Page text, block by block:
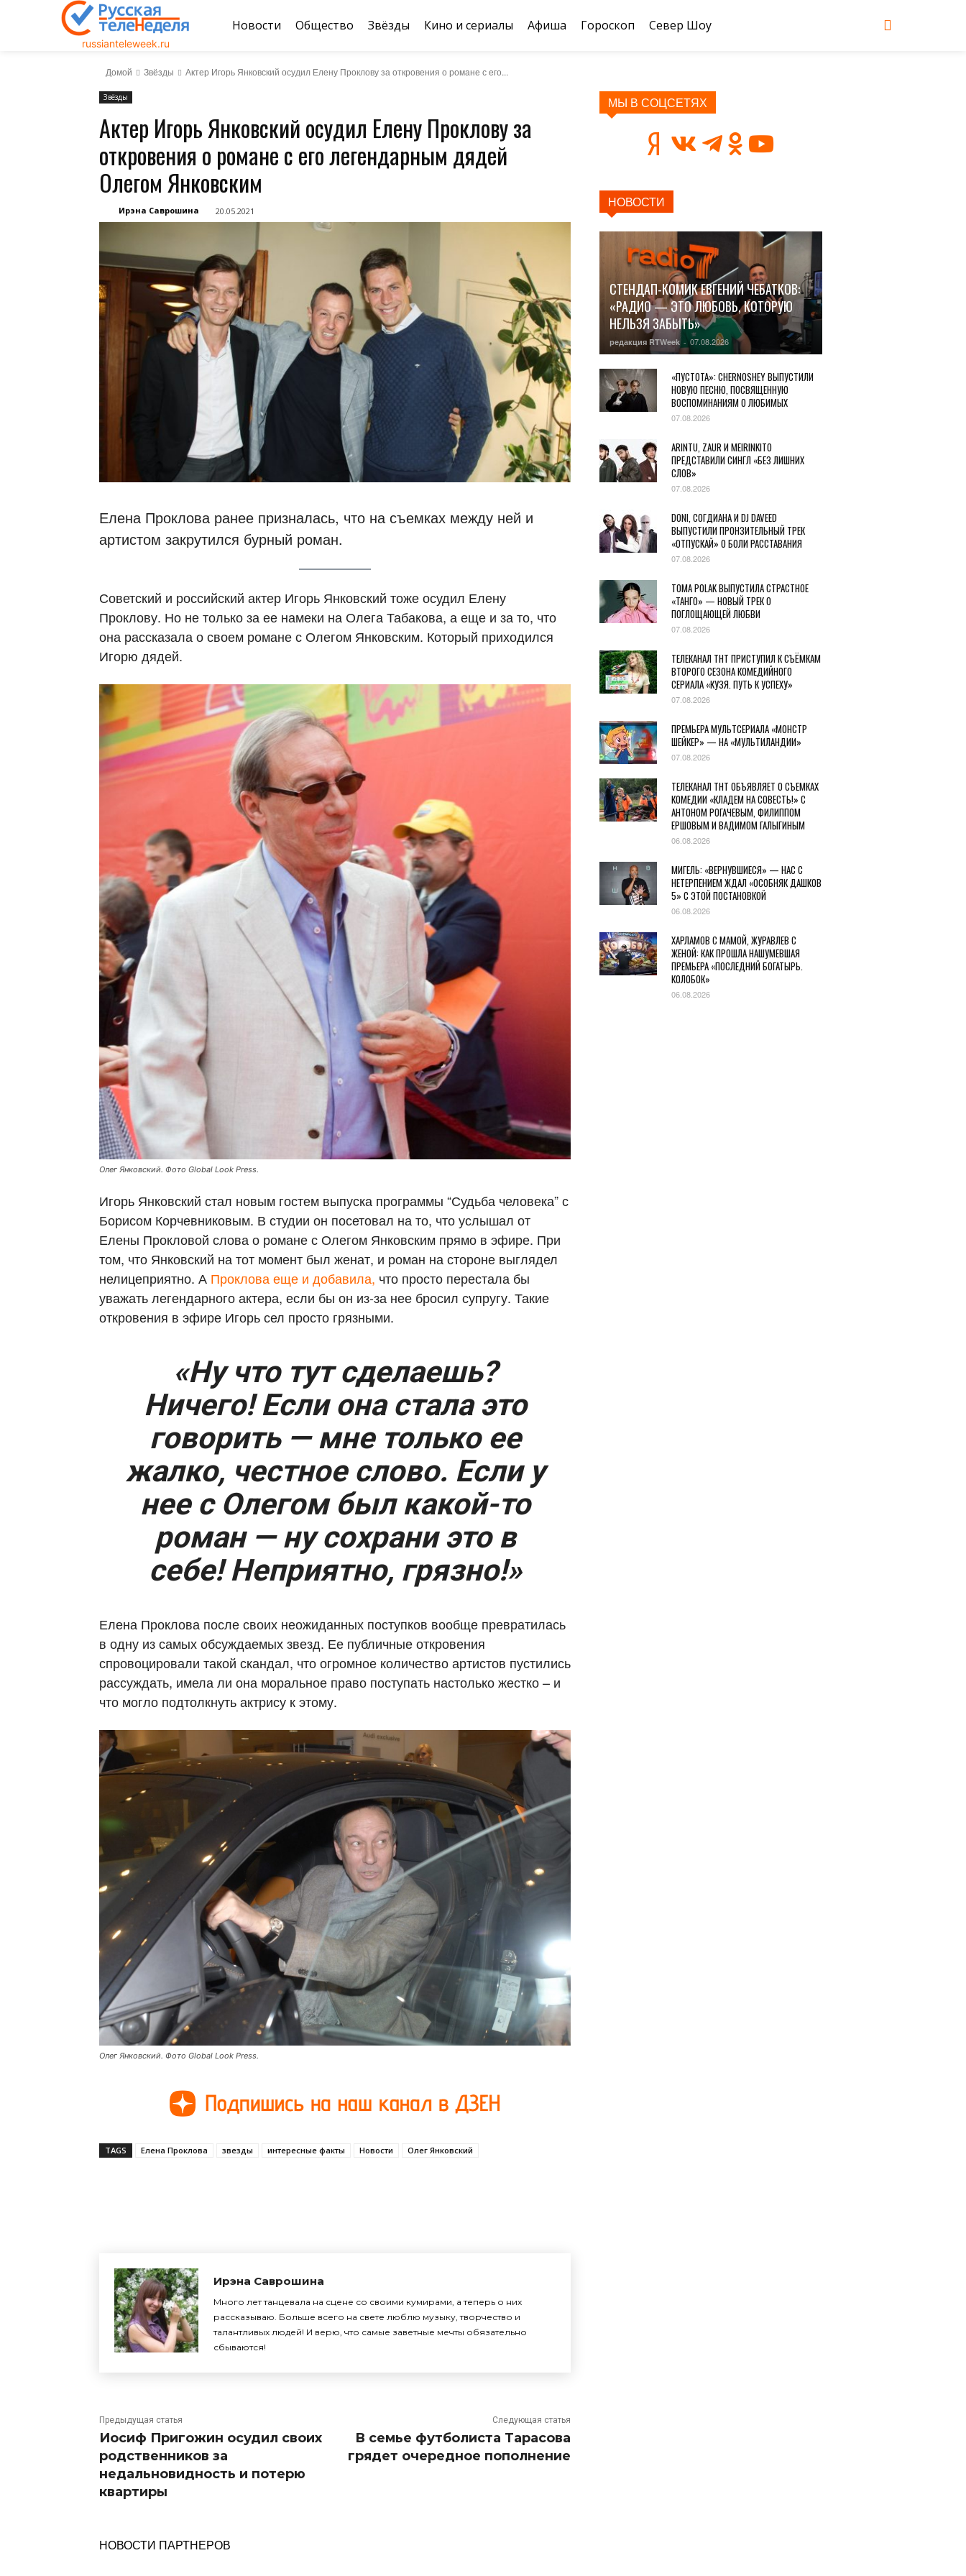
russianteleweek.ru
Новости Общество Звёзды Кино и сериалы Афиша Гороскоп Север Шоу
Домой Звёзды Актер Игорь Янковский осудил Елену Проклову за откровения о романе с его...
Звёзды
Актер Игорь Янковский осудил Елену Проклову за
откровения о романе с его легендарным дядей
Олегом Янковским
Ирэна Саврошина 20.05.2021
Елена Проклова ранее призналась, что на съемках между ней и
артистом закрутился бурный роман.
Советский и российский актер Игорь Янковский тоже осудил Елену
Проклову. Но не только за ее намеки на Олега Табакова, а еще и за то, что
она рассказала о своем романе с Олегом Янковским. Который приходился
Игорю дядей.
Олег Янковский. Фото Global Look Press.
Игорь Янковский стал новым гостем выпуска программы “Судьба человека” с
Борисом Корчевниковым. В студии он посетовал на то, что услышал от
Елены Прокловой слова о романе с Олегом Янковским прямо в эфире. При
том, что Янковский на тот момент был женат, и роман на стороне выглядел
нелицеприятно. А Проклова еще и добавила, что просто перестала бы
уважать легендарного актера, если бы он из-за нее бросил супругу. Такие
откровения в эфире Игорь сел просто грязными.
«Ну что тут сделаешь?
Ничего! Если она стала это
говорить — мне только ее
жалко, честное слово. Если у
нее с Олегом был какой-то
роман — ну сохрани это в
себе! Неприятно, грязно!»
Елена Проклова после своих неожиданных поступков вообще превратилась
в одну из самых обсуждаемых звезд. Ее публичные откровения
спровоцировали такой скандал, что огромное количество артистов пустились
рассуждать, имела ли она моральное право поступать настолько жестко – и
что могло подтолкнуть актрису к этому.
Олег Янковский. Фото Global Look Press.
TAGS Елена Проклова звезды интересные факты Новости Олег Янковский
Ирэна Саврошина
Много лет танцевала на сцене со своими кумирами, а теперь о них
рассказываю. Больше всего на свете люблю музыку, творчество и
талантливых людей! И верю, что самые заветные мечты обязательно
сбываются!
Предыдущая статья
Иосиф Пригожин осудил своих
родственников за
недальновидность и потерю
квартиры
Следующая статья
В семье футболиста Тарасова
грядет очередное пополнение
НОВОСТИ ПАРТНЕРОВ
МЫ В СОЦСЕТЯХ
НОВОСТИ
СТЕНДАП-КОМИК ЕВГЕНИЙ ЧЕБАТКОВ:
«РАДИО — ЭТО ЛЮБОВЬ, КОТОРУЮ
НЕЛЬЗЯ ЗАБЫТЬ»
редакция RTWeek - 07.08.2026
«ПУСТОТА»: CHERNOSHEY ВЫПУСТИЛИ
НОВУЮ ПЕСНЮ, ПОСВЯЩЕННУЮ
ВОСПОМИНАНИЯМ О ЛЮБИМЫХ
07.08.2026
ARINTU, ZAUR И MEIRINKITO
ПРЕДСТАВИЛИ СИНГЛ «БЕЗ ЛИШНИХ
СЛОВ»
07.08.2026
DONI, СОГДИАНА И DJ DAVEED
ВЫПУСТИЛИ ПРОНЗИТЕЛЬНЫЙ ТРЕК
«ОТПУСКАЙ» О БОЛИ РАССТАВАНИЯ
07.08.2026
TOMA POLAK ВЫПУСТИЛА СТРАСТНОЕ
«ТАНГО» — НОВЫЙ ТРЕК О
ПОГЛОЩАЮЩЕЙ ЛЮБВИ
07.08.2026
ТЕЛЕКАНАЛ ТНТ ПРИСТУПИЛ К СЪЁМКАМ
ВТОРОГО СЕЗОНА КОМЕДИЙНОГО
СЕРИАЛА «КУЗЯ. ПУТЬ К УСПЕХУ»
07.08.2026
ПРЕМЬЕРА МУЛЬТСЕРИАЛА «МОНСТР
ШЕЙКЕР» — НА «МУЛЬТИЛАНДИИ»
07.08.2026
ТЕЛЕКАНАЛ ТНТ ОБЪЯВЛЯЕТ О СЪЕМКАХ
КОМЕДИИ «КЛАДЕМ НА СОВЕСТЬ!» С
АНТОНОМ РОГАЧЕВЫМ, ФИЛИППОМ
ЕРШОВЫМ И ВАДИМОМ ГАЛЫГИНЫМ
06.08.2026
МИГЕЛЬ: «ВЕРНУВШИЕСЯ» — НАС С
НЕТЕРПЕНИЕМ ЖДАЛ «ОСОБНЯК ДАШКОВ
5» С ЭТОЙ ПОСТАНОВКОЙ
06.08.2026
ХАРЛАМОВ С МАМОЙ, ЖУРАВЛЕВ С
ЖЕНОЙ: КАК ПРОШЛА НАШУМЕВШАЯ
ПРЕМЬЕРА «ПОСЛЕДНИЙ БОГАТЫРЬ.
КОЛОБОК»
06.08.2026